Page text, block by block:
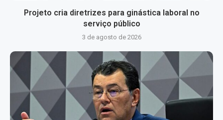
Projeto cria diretrizes para ginástica laboral no
serviço público
3 de agosto de 2026